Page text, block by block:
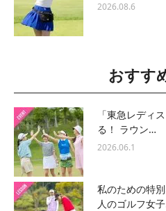
2026.08.6
おすす
「東急レディ
る！ ラウン…
2026.06.1
私のための特
人のゴルフ女